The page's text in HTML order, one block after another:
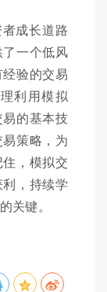
成长道路
一个低风
验的交易
利用模拟
的基本技
策略，为
，模拟交
，持续学
关键。